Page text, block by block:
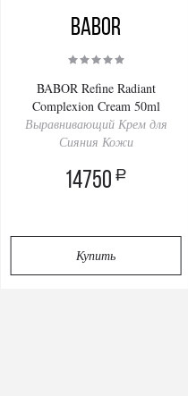
BABOR
BABOR Refine Radiant
Complexion Cream 50ml
Выравнивающий Крем для
Сияния Кожи
14750 a
Купить